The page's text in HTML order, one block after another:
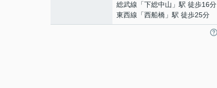
総武線 「下総中山 」駅 徒歩16分
東西線 「西船橋 」駅 徒歩25分